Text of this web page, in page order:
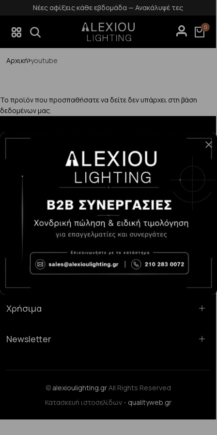
Νέες αφίξεις κάθε εβδομάδα — Ανακάλυψέ τες
0
Αρχική youtube
Το προϊόν που προσπαθήσατε να δείτε δεν υπάρχει στη βάση
δεδομένων μας.
Κατάστημα Χαλάνδρι:Σαρανταπόρου 55, 15232, Χαλάνδρι
sales@alexioulighting.gr
210 283 0072
6983123181
Χρήσιμα
Newsletter
© alexioulighting.grAll Rights Reserved
Κατασκευή ιστοσελίδων - qualityweb.gr